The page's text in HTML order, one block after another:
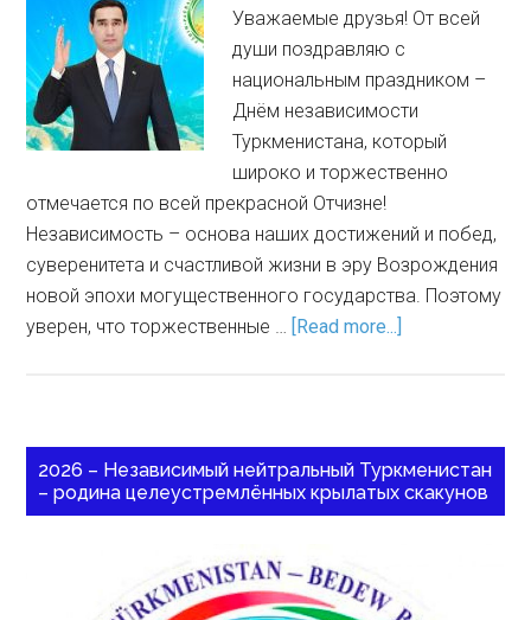
Уважаемые друзья! От всей
души поздравляю с
национальным праздником –
Днём независимости
Туркменистана, который
широко и торжественно
отмечается по всей прекрасной Отчизне!
Независимость – основа наших достижений и побед,
суверенитета и счастливой жизни в эру Возрождения
новой эпохи могущественного государства. Поэтому
уверен, что торжественные … [Read more...]
2026 – Независимый нейтральный Туркменистан
– родина целеустремлённых крылатых скакунов